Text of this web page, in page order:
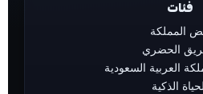
فئات
المملكة
الحضري
العربية السعودية
الذكية